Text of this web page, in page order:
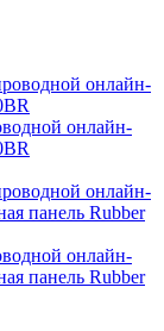
онлайн-
онлайн-
панель Rubber